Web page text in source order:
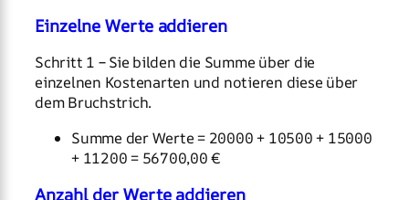
Einzelne Werte addieren
Schritt 1 – Sie bilden die Summe über die
einzelnen Kostenarten und notieren diese über
dem Bruchstrich.
Summe der Werte = 20000 + 10500 + 15000
+ 11200 = 56700,00 €
Anzahl der Werte addieren